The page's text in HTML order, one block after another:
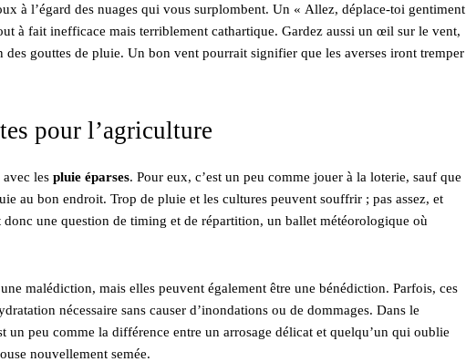
à l’égard des nuages qui vous surplombent. Un « Allez, déplace-toi gentiment
à fait inefficace mais terriblement cathartique. Gardez aussi un œil sur le vent,
gouttes de pluie. Un bon vent pourrait signifier que les averses iront tremper
pour l’agriculture
les pluie éparses. Pour eux, c’est un peu comme jouer à la loterie, sauf que
au bon endroit. Trop de pluie et les cultures peuvent souffrir ; pas assez, et
donc une question de timing et de répartition, un ballet météorologique où
malédiction, mais elles peuvent également être une bénédiction. Parfois, ces
nécessaire sans causer d’inondations ou de dommages. Dans le
un peu comme la différence entre un arrosage délicat et quelqu’un qui oublie
nouvellement semée.